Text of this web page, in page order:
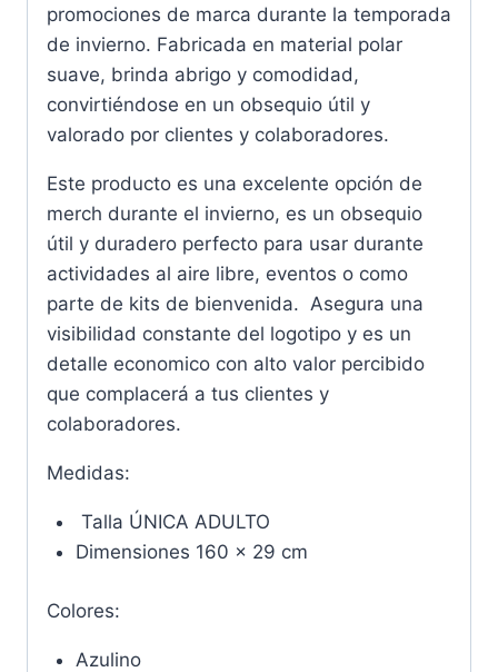
promociones de marca durante la temporada
de invierno. Fabricada en material polar
suave, brinda abrigo y comodidad,
convirtiéndose en un obsequio útil y
valorado por clientes y colaboradores.
Este producto es una excelente opción de
merch durante el invierno, es un obsequio
útil y duradero perfecto para usar durante
actividades al aire libre, eventos o como
parte de kits de bienvenida. Asegura una
visibilidad constante del logotipo y es un
detalle economico con alto valor percibido
que complacerá a tus clientes y
colaboradores.
Medidas:
Talla ÚNICA ADULTO
Dimensiones 160 x 29 cm
Colores:
Azulino